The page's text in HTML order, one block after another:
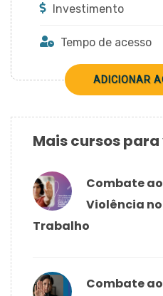
Investimento
Tempo de acesso
Mais cursos
Combate
Violência
Trabalho
Combate